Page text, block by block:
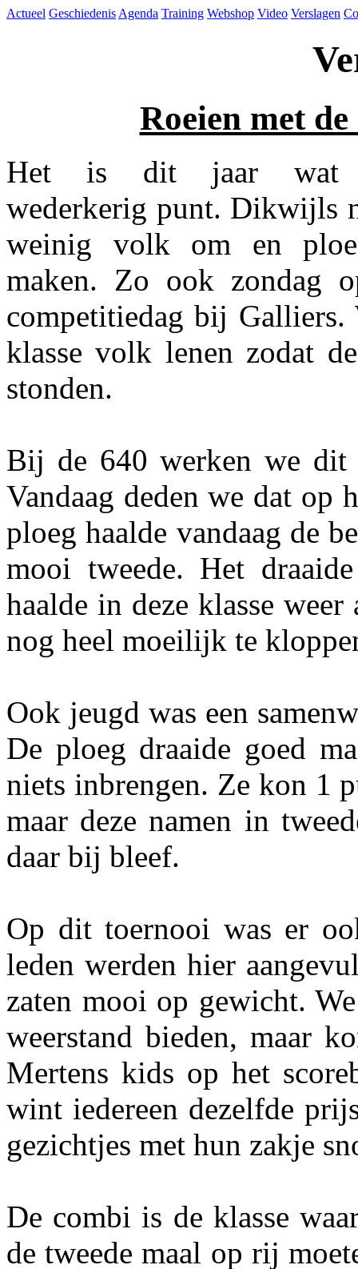
Actueel Geschiedenis Agenda Training Webshop Video Verslagen
Roeien met
Het is dit jaar wat
wederkerig punt. Dikwijls
weinig volk om en
maken. Zo ook zondag
competitiedag bij
klasse volk lenen zodat
stonden.
Bij de 640 werken we dit
Vandaag deden we dat op
ploeg haalde vandaag de
mooi tweede. Het
haalde in deze klasse
nog heel moeilijk te
Ook jeugd was een
De ploeg draaide goed
niets inbrengen. Ze kon 1
maar deze namen in
daar bij bleef.
Op dit toernooi was er
leden werden hier
zaten mooi op gewicht.
weerstand bieden, maar
Mertens kids op het
wint iedereen dezelfde
gezichtjes met hun zakje
De combi is de klasse
de tweede maal op rij